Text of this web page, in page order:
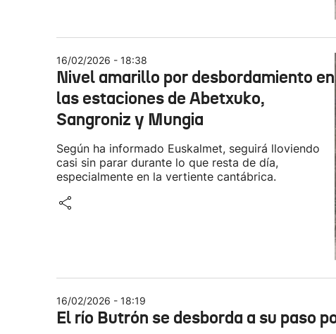
16/02/2026 - 18:38
Nivel amarillo por desbordamiento en
las estaciones de Abetxuko,
Sangroniz y Mungia
Según ha informado Euskalmet, seguirá lloviendo
casi sin parar durante lo que resta de día,
especialmente en la vertiente cantábrica.
16/02/2026 - 18:19
El río Butrón se desborda a su paso